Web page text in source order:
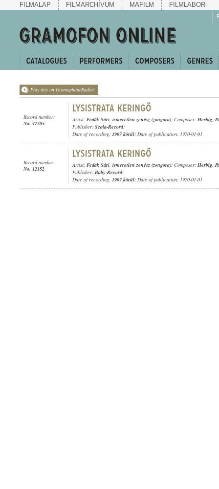
FILMALAP FILMARCHÍVUM MAFILM FILMLABOR
Play this on GramophoneRadio!
Record number:
No. 47205.
Artist: Fedák Sári, ismeretlen zenész (zongora); Composer: Herbig,
Publisher: Scala-Record;
Date of recording: 1907 körül; Date of publication: 1970-01-01
Record number:
No. 12152
Artist: Fedák Sári, ismeretlen zenész (zongora); Composer: Herbig,
Publisher: Baby-Record;
Date of recording: 1907 körül; Date of publication: 1970-01-01